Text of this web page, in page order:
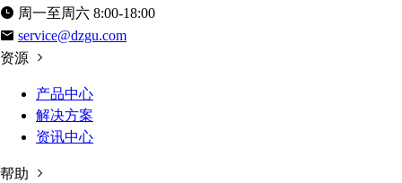
周一至周六 8:00-18:00
service@dzgu.com
资源
产品中心
解决方案
资讯中心
帮助